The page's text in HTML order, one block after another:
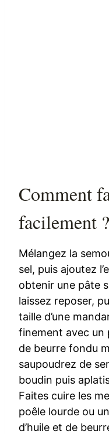
Comment
facilement ?
Mélangez la
sel, puis ajoutez
obtenir une pâte
laissez reposer,
taille d’une
finement avec un
de beurre fondu
saupoudrez de
boudin puis
Faites cuire les
poêle lourde ou
d’huile et de